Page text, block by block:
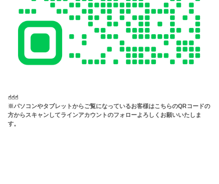
☝︎☝︎☝︎
※パソコンやタブレットからご覧になっているお客様はこちらのQRコードの
方からスキャンしてラインアカウントのフォローよろしくお願いいたしま
す。